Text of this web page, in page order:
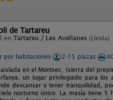
de Tartareu
en Tartareu / Les Avellanes (Lleida)
por habitaciones 2-15 plazas
en el Montsec, (sierra del
un lugar privilegiado para
descansar y tener tranquilidad,
nocturno único. La masía tiene